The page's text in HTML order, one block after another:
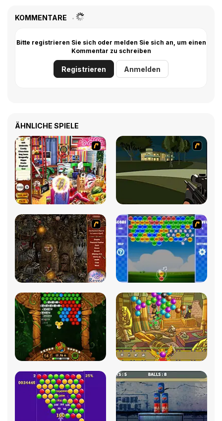
KOMMENTARE
Bitte registrieren Sie sich oder melden Sie sich an, um einen
Kommentar zu schreiben
Registrieren Anmelden
ÄHNLICHE SPIELE